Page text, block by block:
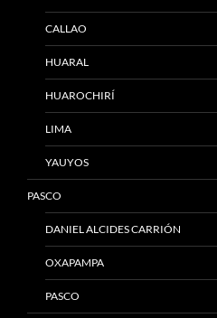
CALLAO
HUARAL
HUAROCHIRÍ
LIMA
YAUYOS
PASCO
DANIEL ALCIDES CARRIÓN
OXAPAMPA
PASCO